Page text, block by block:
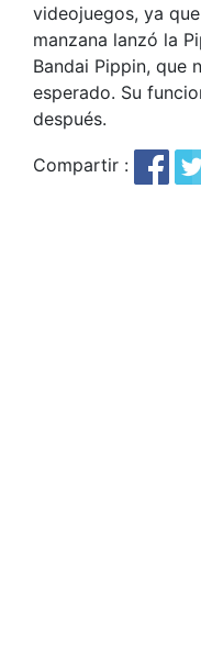
videojuegos, ya
manzana lanzó la
Bandai Pippin, que
esperado. Su
después.
Compartir :